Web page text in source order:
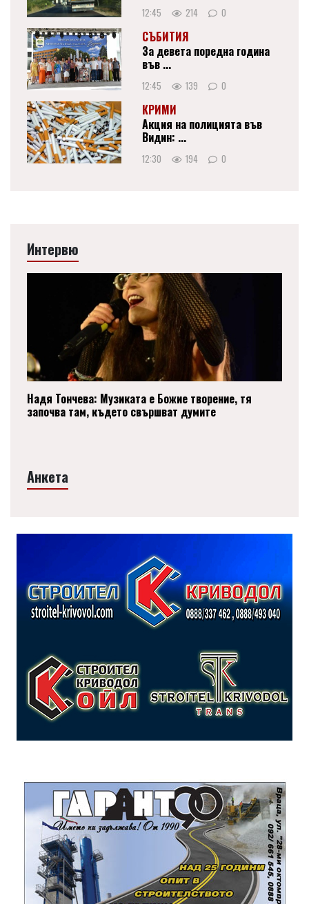
12:45 214 0
СЪБИТИЯ
За девета поредна година
във ...
12:45 139 0
КРИМИ
Акция на полицията във
Видин: ...
12:30 194 0
Интервю
Надя Тончева: Музиката е Божие творение, тя
започва там, където свършват думите
Анкета